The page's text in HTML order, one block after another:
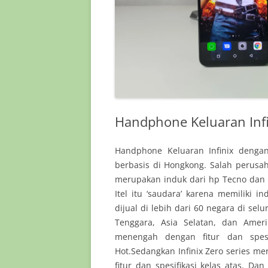
Handphone Keluaran
Handphone Keluaran Infinix
berbasis di Hongkong. Salah
merupakan induk dari hp Tecno
Itel itu ‘saudara’ karena memiliki
dijual di lebih dari 60 negara di
Tenggara, Asia Selatan, dan
menengah dengan fitur dan
Hot.Sedangkan Infinix Zero series
fitur dan spesifikasi kelas atas.